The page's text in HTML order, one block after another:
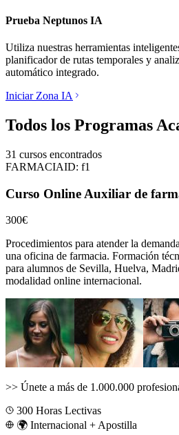
Prueba Neptunos IA
Utiliza nuestras herramientas
planificador de rutas temporales y
automático integrado.
Iniciar Zona IA
Todos los Programas
31 cursos encontrados
FARMACIAID: f1
Curso Online Auxiliar de
300€
Procedimientos para atender la
una oficina de farmacia. Formación
para alumnos de Sevilla, Huelva,
modalidad online internacional.
>> Únete a más de 1.000.000
300 Horas Lectivas
🌍 Internacional + Apostilla